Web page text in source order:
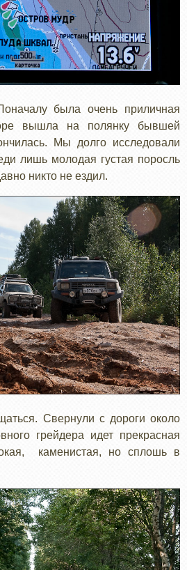
была очень приличная
вышла на полянку бывшей
Мы долго исследовали
лишь молодая густая поросль
никто не ездил.
Свернули с дороги около
грейдера идет прекрасная
каменистая, но сплошь в